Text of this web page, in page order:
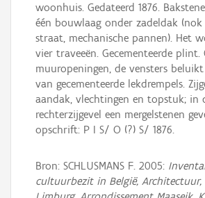
woonhuis. Gedateerd 1876.
één bouwlaag onder zadeldak
straat, mechanische pannen). Het
vier traveeën. Gecementeerde plint.
muuropeningen, de vensters
van gecementeerde lekdrempels.
aandak, vlechtingen en topstuk; in
rechterzijgevel een mergelstenen
opschrift: P I S/ O (?) S/ 1876.
Bron: SCHLUSMANS F. 2005:
cultuurbezit in België, Architectuur,